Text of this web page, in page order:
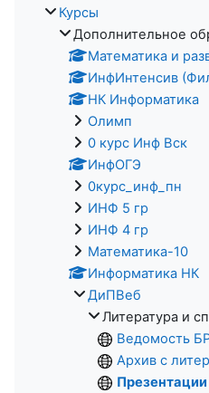
Курсы
Дополнительное
Математика и
ИнфИнтенсив
НК Информатика
Олимп
0 курс Инф Вск
ИнфОГЭ
0курс_инф_пн
ИНФ 5 гр
ИНФ 4 гр
Математика-10
Информатика НК
ДиПВеб
Литература и
Ведомость
Архив с